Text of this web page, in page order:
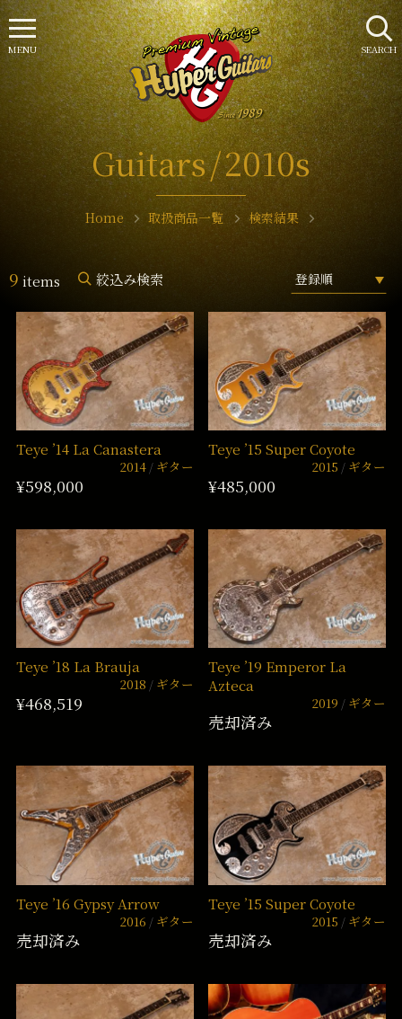
Guitars 2010s
Home 取扱商品一覧 検索結果
9 items 絞込み検索
Teye ’14 La Canastera
2014 ギター
¥598,000
Teye ’15 Super Coyote
2015 ギター
¥485,000
Teye ’18 La Brauja
2018 ギター
¥468,519
Teye ’19 Emperor La
Azteca
2019 ギター
売却済み
Teye ’16 Gypsy Arrow
2016 ギター
売却済み
Teye ’15 Super Coyote
2015 ギター
売却済み
SEARCH
MENU